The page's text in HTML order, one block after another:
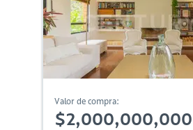
Valor de compra:
$2,000,000,000